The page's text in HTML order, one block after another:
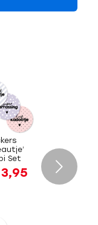
Set
3,95